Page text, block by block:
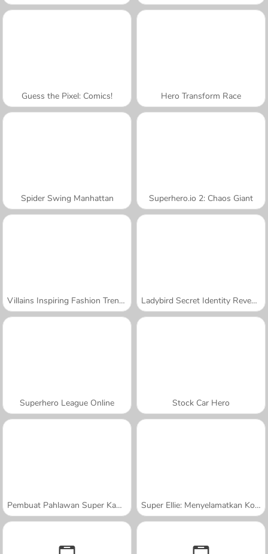
Guess the Pixel: Comics! Hero Transform Race
Spider Swing Manhattan Superhero.io 2: Chaos Giant
Villains Inspiring Fashion Trends Ladybird Secret Identity Revealed
Superhero League Online Stock Car Hero
Pembuat Pahlawan Super Kawaii Super Ellie: Menyelamatkan Kota